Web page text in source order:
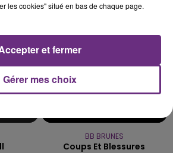
BB BRUNES
Coups Et Blessures
les cookies" situé en bas de chaque page.
Gérer mes choix
et fermer